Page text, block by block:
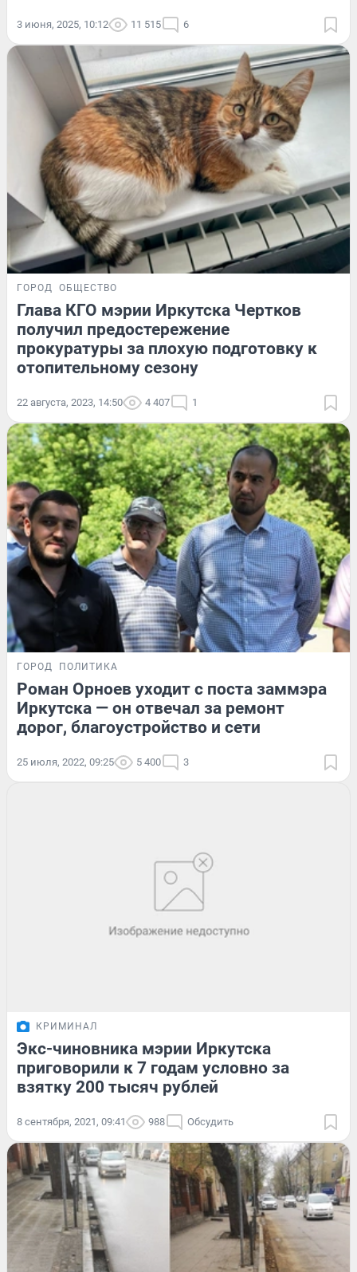
3 июня, 2025, 10:12 11 515 6
ГОРОД ОБЩЕСТВО
Глава КГО мэрии Иркутска Чертков
получил предостережение
прокуратуры за плохую подготовку к
отопительному сезону
22 августа, 2023, 14:50 4 407 1
ГОРОД ПОЛИТИКА
Роман Орноев уходит с поста заммэра
Иркутска — он отвечал за ремонт
дорог, благоустройство и сети
25 июля, 2022, 09:25 5 400 3
КРИМИНАЛ
Экс-чиновника мэрии Иркутска
приговорили к 7 годам условно за
взятку 200 тысяч рублей
8 сентября, 2021, 09:41 988 Обсудить